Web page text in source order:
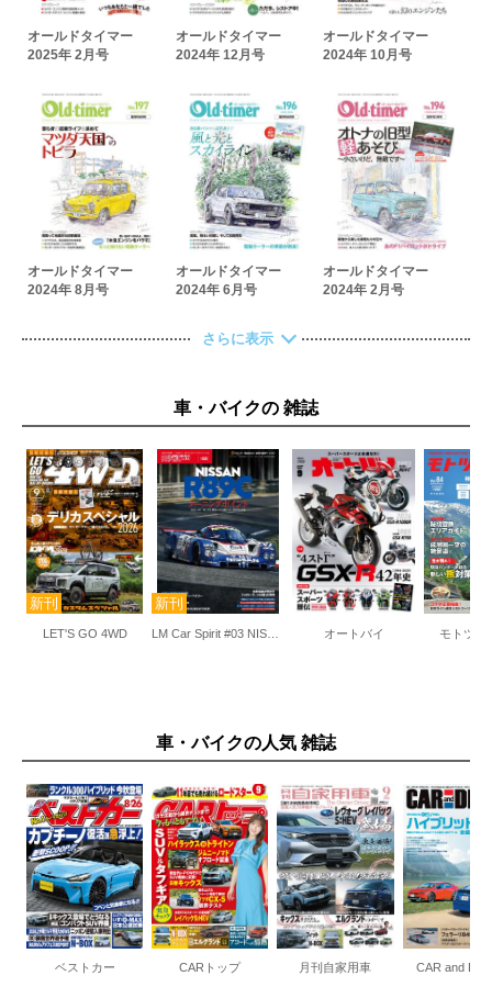
オールドタイマー
2025年 2月号
オールドタイマー
2024年 12月号
オールドタイマー
2024年 10月号
オールドタイマー
2024年 8月号
オールドタイマー
2024年 6月号
オールドタイマー
2024年 2月号
さらに表示
車・バイクの 雑誌
LET'S GO 4WD オートバイ モトツー
車・バイクの人気 雑誌
ベストカー CARトップ 月刊自家用車 CAR and